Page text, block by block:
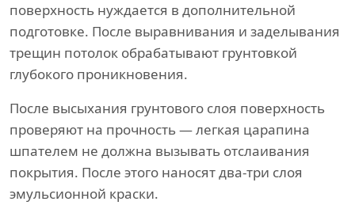
поверхность нуждается в дополнительной
подготовке. После выравнивания и заделывания
трещин потолок обрабатывают грунтовкой
глубокого проникновения.
После высыхания грунтового слоя поверхность
проверяют на прочность — легкая царапина
шпателем не должна вызывать отслаивания
покрытия. После этого наносят два-три слоя
эмульсионной краски.